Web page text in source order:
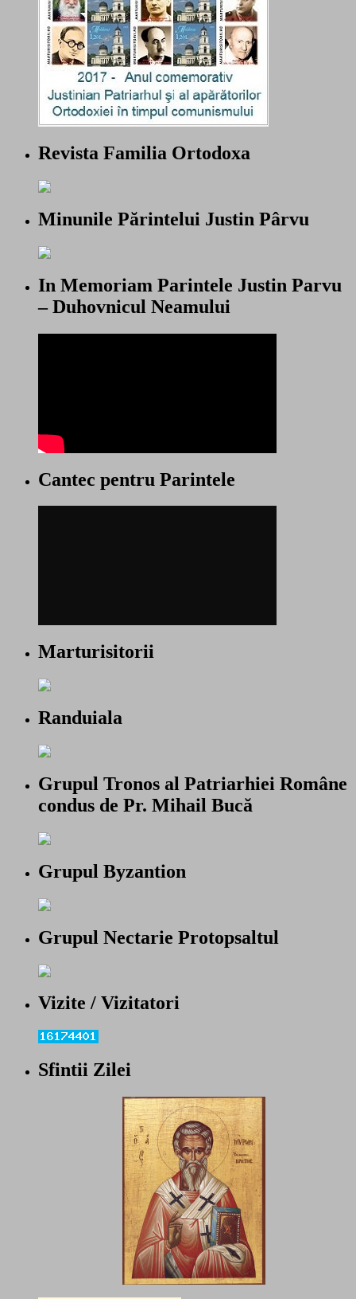
Revista Familia Ortodoxa
Minunile Părintelui Justin Pârvu
In Memoriam Parintele Justin Parvu
– Duhovnicul Neamului
Cantec pentru Parintele
Marturisitorii
Randuiala
Grupul Tronos al Patriarhiei Române
condus de Pr. Mihail Bucă
Grupul Byzantion
Grupul Nectarie Protopsaltul
Vizite / Vizitatori
Sfintii Zilei